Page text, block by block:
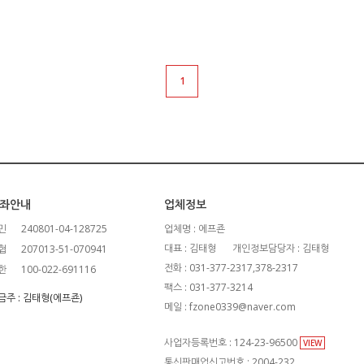
1
안내
240801-04-128725
207013-51-070941
100-022-691116
주 : 김태형(에프죤)
업체정보
업체명 : 에프죤
대표 : 김태형
개인정보담당자 : 김태형
전화 : 031-377-2317,378-2317
팩스 : 031-377-3214
메일 : fzone0339@naver.com
사업자등록번호 : 124-23-96500 VIEW